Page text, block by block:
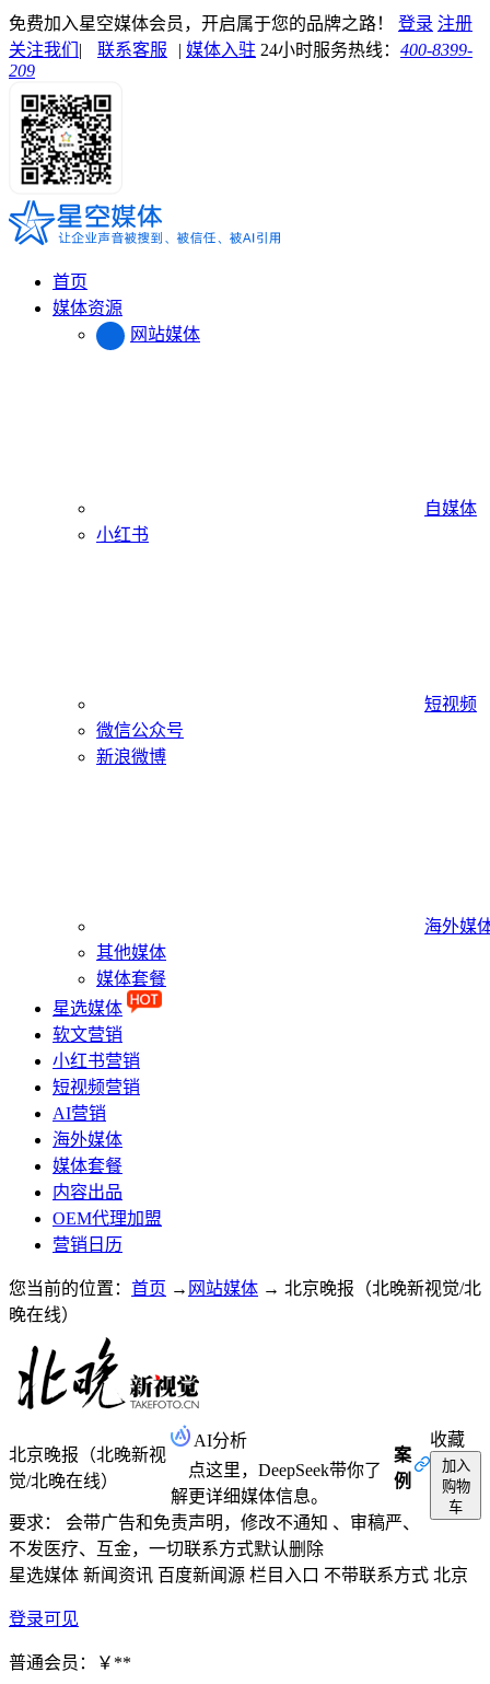
免费加入星空媒体会员，开启属于您的品牌之路！ 登录 注册
关注我们 | 联系客服 | 媒体入驻 24小时服务热线： 400-8399-
209
首页
媒体资源
网站媒体
自媒体
小红书
短视频
微信公众号
新浪微博
海外媒
其他媒体
媒体套餐
星选媒体
软文营销
小红书营销
短视频营销
AI营销
海外媒体
媒体套餐
内容出品
OEM代理加盟
营销日历
您当前的位置： 首页 → 网站媒体 → 北京晚报（北晚新视觉/北
晚在线）
北京晚报（北晚新视
觉/北晚在线）
AI分析
点这里，DeepSeek带你了
解更详细媒体信息。
案
例
要求： 会带广告和免责声明，修改不通知 、审稿严、
不发医疗、互金，一切联系方式默认删除
收藏
加入
购物
车
星选媒体 新闻资讯 百度新闻源 栏目入口 不带联系方式 北京
登录可见
普通会员：￥**